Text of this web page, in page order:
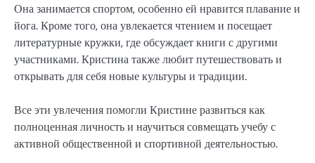
Она занимается спортом, особенно ей нравится плавание и
йога. Кроме того, она увлекается чтением и посещает
литературные кружки, где обсуждает книги с другими
участниками. Кристина также любит путешествовать и
открывать для себя новые культуры и традиции.
Все эти увлечения помогли Кристине развиться как
полноценная личность и научиться совмещать учебу с
активной общественной и спортивной деятельностью.